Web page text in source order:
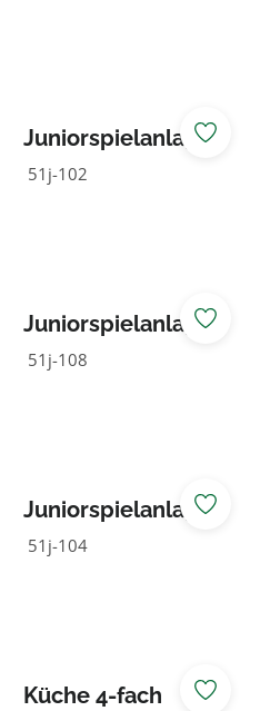
Juniorspielanlage
Luis
51j-102
Juniorspielanlage
Raupe
51j-108
Juniorspielanlage
Toni
51j-104
Küche 4-fach